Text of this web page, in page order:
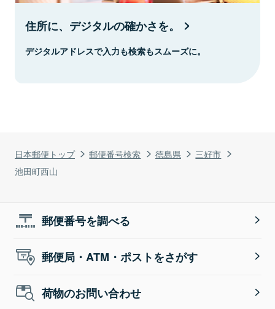
日本郵便トップ 郵便番号検索 徳島県
三好市
池田町西山
住所に、デジタルの確かさを。
デジタルアドレスで入力も検索もスムーズに。
郵便番号を調べる
郵便局・ATM・ポストをさがす
荷物のお問い合わせ